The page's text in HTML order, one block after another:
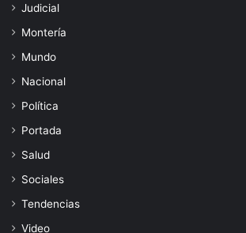
Judicial
Montería
Mundo
Nacional
Política
Portada
Salud
Sociales
Tendencias
Video